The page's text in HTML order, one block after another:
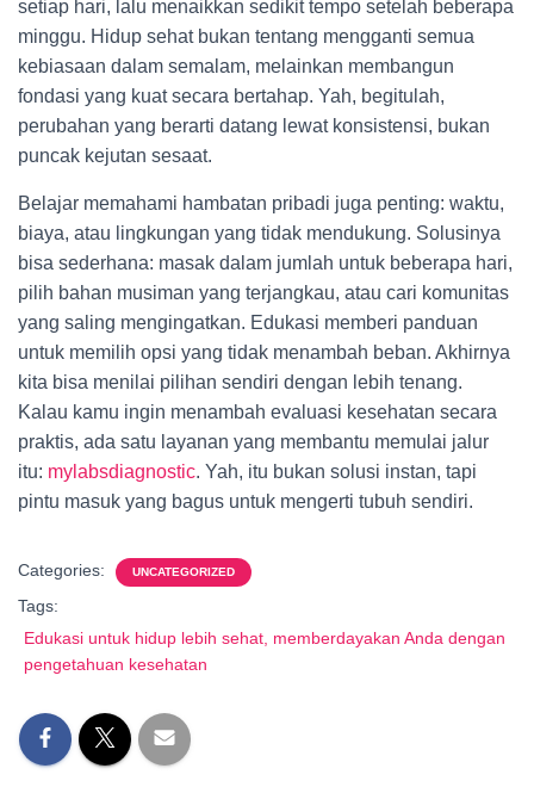
setiap hari, lalu menaikkan sedikit tempo setelah beberapa
minggu. Hidup sehat bukan tentang mengganti semua
kebiasaan dalam semalam, melainkan membangun
fondasi yang kuat secara bertahap. Yah, begitulah,
perubahan yang berarti datang lewat konsistensi, bukan
puncak kejutan sesaat.
Belajar memahami hambatan pribadi juga penting: waktu,
biaya, atau lingkungan yang tidak mendukung. Solusinya
bisa sederhana: masak dalam jumlah untuk beberapa hari,
pilih bahan musiman yang terjangkau, atau cari komunitas
yang saling mengingatkan. Edukasi memberi panduan
untuk memilih opsi yang tidak menambah beban. Akhirnya
kita bisa menilai pilihan sendiri dengan lebih tenang.
Kalau kamu ingin menambah evaluasi kesehatan secara
praktis, ada satu layanan yang membantu memulai jalur
itu: mylabsdiagnostic. Yah, itu bukan solusi instan, tapi
pintu masuk yang bagus untuk mengerti tubuh sendiri.
Categories: UNCATEGORIZED
Tags:
Edukasi untuk hidup lebih sehat, memberdayakan Anda dengan
pengetahuan kesehatan